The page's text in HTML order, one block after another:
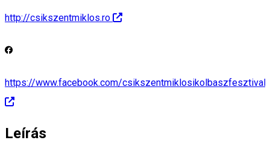
http://csikszentmiklos.ro
https://www.facebook.com/csikszentmiklosikolbaszfesztival/
Leírás